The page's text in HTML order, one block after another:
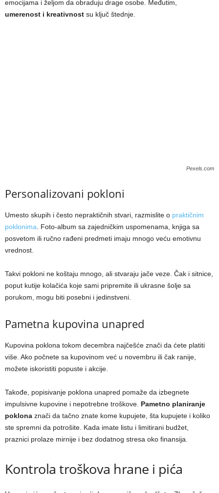
emocijama i željom da obraduju drage osobe. Međutim,
umerenost i kreativnost su ključ štednje.
Pexels.com
Personalizovani pokloni
Umesto skupih i često nepraktičnih stvari, razmislite o praktičnim
poklonima . Foto-album sa zajedničkim uspomenama, knjiga sa
posvetom ili ručno rađeni predmeti imaju mnogo veću emotivnu
vrednost.
Takvi pokloni ne koštaju mnogo, ali stvaraju jače veze. Čak i sitnice,
poput kutije kolačića koje sami pripremite ili ukrasne šolje sa
porukom, mogu biti posebni i jedinstveni.
Pametna kupovina unapred
Kupovina poklona tokom decembra najčešće znači da ćete platiti
više. Ako počnete sa kupovinom već u novembru ili čak ranije,
možete iskoristiti popuste i akcije.
Takođe, popisivanje poklona unapred pomaže da izbegnete
impulsivne kupovine i nepotrebne troškove. Pametno planiranje
poklona znači da tačno znate kome kupujete, šta kupujete i koliko
ste spremni da potrošite. Kada imate listu i limitirani budžet,
praznici prolaze mirnije i bez dodatnog stresa oko finansija.
Kontrola troškova hrane i pića